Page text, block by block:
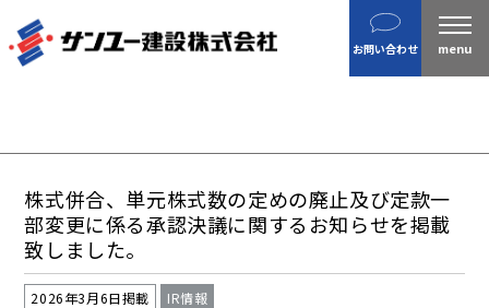
お問い合わせ
建設
企業案内
沿革
私たちの目指す姿 / CSR
株式併合、単元株式数の定めの廃止及び定款一
部変更に係る承認決議に関するお知らせを掲載
致しました。
2026年3月6日掲載 IR情報